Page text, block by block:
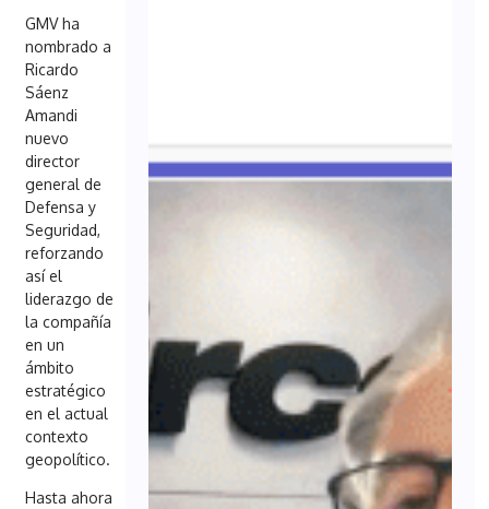
GMV ha
nombrado a
Ricardo
Sáenz
Amandi
nuevo
director
general de
Defensa y
Seguridad,
reforzando
así el
liderazgo de
la compañía
en un
ámbito
estratégico
en el actual
contexto
geopolítico.
Hasta ahora